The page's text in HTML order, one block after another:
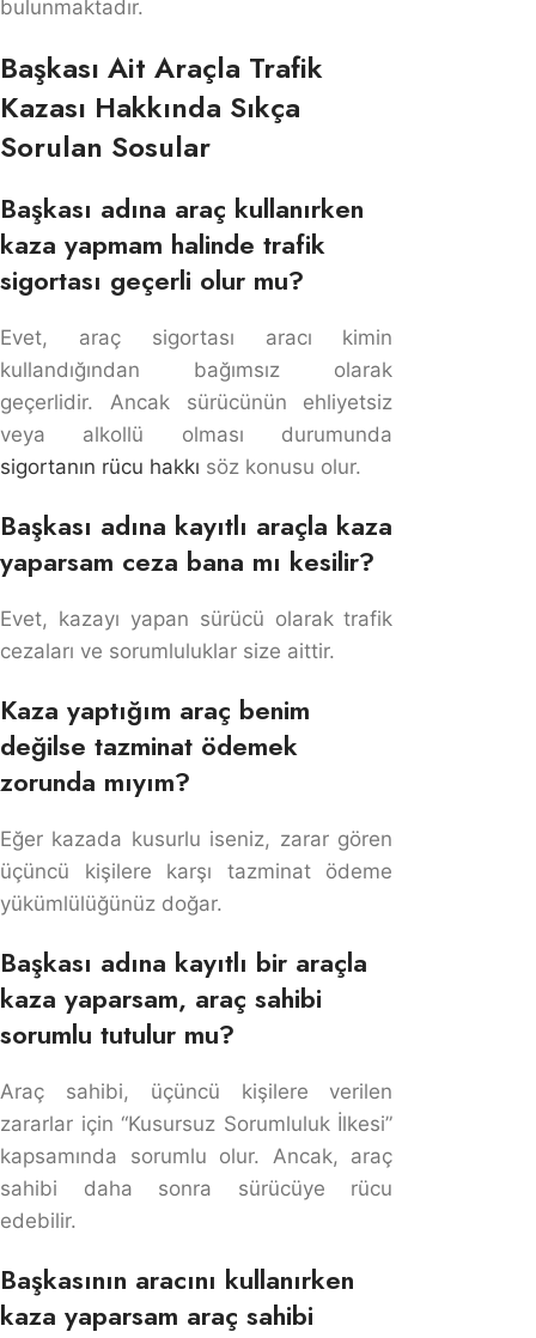
Fakültesi'nden 2011 yılında mezun oldu ve 2013
yılından bu yana İstanbul Barosu'na kayıtlı olarak
(Sicil No: 45497) avukatlık yapmaktadır. 2023
yılından itibaren Adalet Bakanlığı siciline kayıtlı
arabulucu (Sicil No: 29682) olarak da hizmet
Ofisi'nin kurucusu olup ağırlıklı olarak trafik kazası
tazminatı, sigorta tahkim, araç değer kaybı ve iş
kazası davalarında çalışmaktadır.
gönderileri görüntüle
Sonraki Yazı
“Başkasına Ait Araçla Trafik Kazası,
hakkında 20 düşünce
nurullah yüksel
10 Aralık 2023, 18:32
E SINIFI SÜRÜCÜ BELGESİNE SAHİP BİR
KİŞİ LTD ŞTİ NE AİT BİR ARACI
ORANI YARI YARIYA VERİLMİŞ İKİ
TARAFADA.YALNIZ E SINIFI SÜRÜCÜ
BELGESİNE SAHİP OLAN KİŞİ SÜRÜCÜ
GEÇTİGİNİN HABERİ YOK ÇALIŞTIGI
ŞİRKETİNDE İKAZI VEYA HABERİ YOK BU
DURUMDA SÜRÜCÜ YANİ ÜÇÜNCÜ KİŞİ
ŞİRKET SAHİBİNE VEYA SİGORTA
YÜZDE KAÇ OLUR T.Ş.K LER
YANITLA